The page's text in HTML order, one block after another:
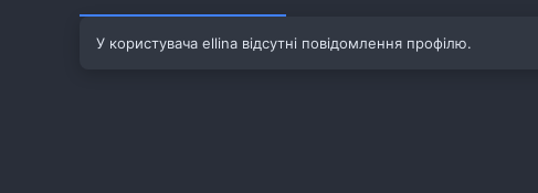
У користувача ellina відсутні повідомлення профілю.